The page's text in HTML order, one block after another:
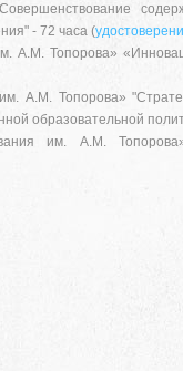
- 72 часа (
А.М. Топорова»
А.М. Топорова»
образовательной
им. А.М.